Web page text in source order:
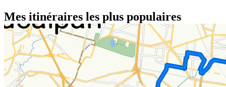
Mes itinéraires les plus populaires